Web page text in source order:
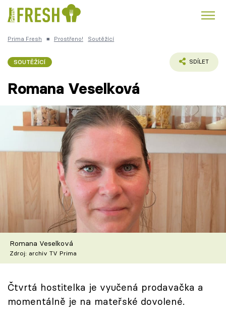
Česká kuchyně
Témata
Články
TV Program
Škola vaření
Recepty z TV
Speciál: Cuketa
Těhotnej kuchař
Prima Fresh ■ Prostřeno! Soutěžící
SOUTĚŽÍCÍ SDÍLET
Romana Veselková
Romana Veselková
Zdroj: archiv TV Prima
Čtvrtá hostitelka je vyučená prodavačka a
momentálně je na mateřské dovolené.